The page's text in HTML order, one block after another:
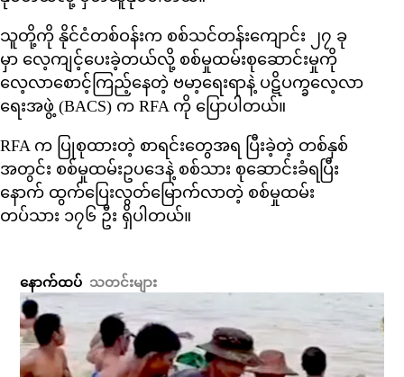
သူတို့ကို နိုင်ငံတစ်ဝန်းက စစ်သင်တန်းကျောင်း ၂၇ ခု
မှာ လေ့ကျင့်ပေးခဲ့တယ်လို့ စစ်မှုထမ်းစုဆောင်းမှုကို
လေ့လာစောင့်ကြည့်နေတဲ့ ဗမာ့ရေးရာနဲ့ ပဋိပက္ခလေ့လာ
ရေးအဖွဲ့ (BACS) က RFA ကို ပြောပါတယ်။
RFA က ပြုစုထားတဲ့ စာရင်းတွေအရ ပြီးခဲ့တဲ့ တစ်နှစ်
အတွင်း စစ်မှုထမ်းဥပဒေနဲ့ စစ်သား စုဆောင်းခံရပြီး
နောက် ထွက်ပြေးလွတ်မြောက်လာတဲ့ စစ်မှုထမ်း
တပ်သား ၁၇၆ ဦး ရှိပါတယ်။
နောက်ထပ် သတင်းများ